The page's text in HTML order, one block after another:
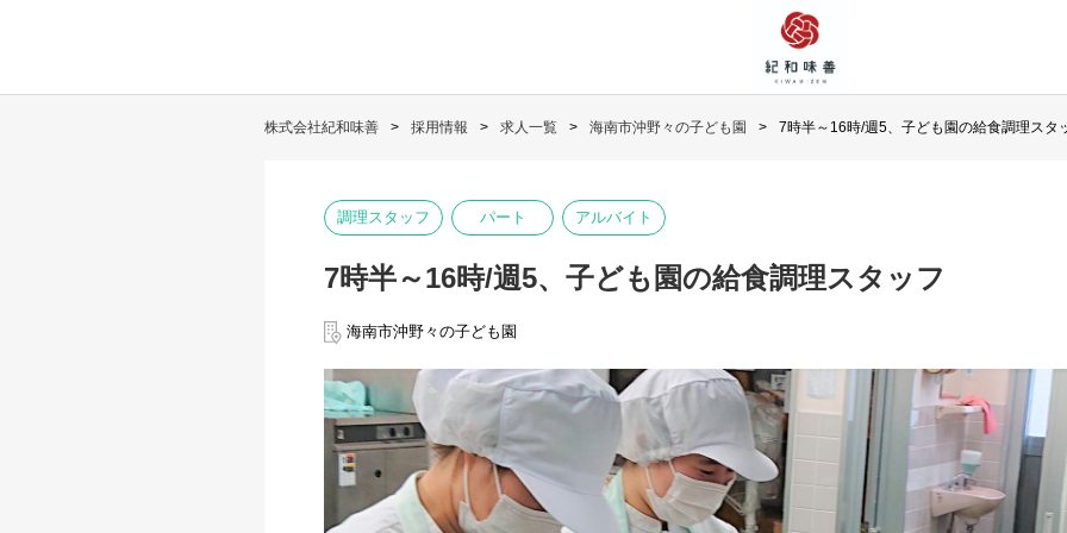
株式会社紀和味善 採用情報 求人一覧 海南市沖野々の子ども園 7時半～16時/週5、子ども園の給食調理スタ
調理スタッフ パート アルバイト
7時半～16時/週5、子ども園の給食調理スタッフ
海南市沖野々の子ども園